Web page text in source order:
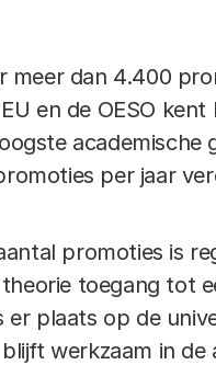
meer dan 4.400
en de OESO
per jaar
promoties is
toegang tot
er plaats op de
werkzaam in